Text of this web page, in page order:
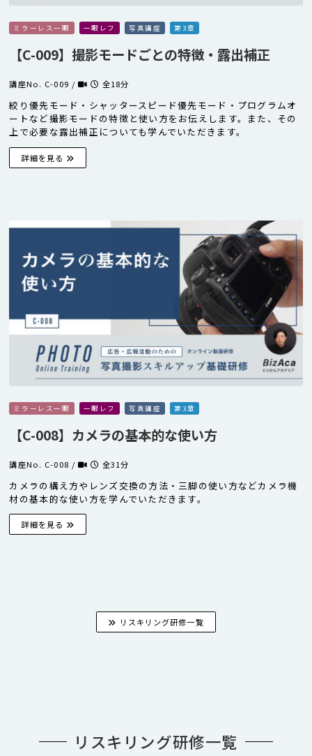
ミラーレス一眼 一眼レフ 写真講座 第3章
【C-009】撮影モードごとの特徴・露出補正
講座No. C-009 / 全18分
絞り優先モード・シャッタースピード優先モード・プログラムオ
ートなど撮影モードの特徴と使い方をお伝えします。また、その
上で必要な露出補正についても学んでいただきます。
詳細を見る
ミラーレス一眼 一眼レフ 写真講座 第3章
【C-008】カメラの基本的な使い方
講座No. C-008 / 全31分
カメラの構え方やレンズ交換の方法・三脚の使い方などカメラ機
材の基本的な使い方を学んでいただきます。
詳細を見る
リスキリング研修一覧
リスキリング研修一覧